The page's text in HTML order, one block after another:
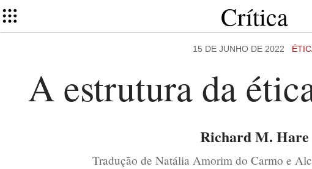
Crítica
15 DE JUNHO DE 2022
A estrutura da
Richard M. Hare
Tradução de Natália Amorim do Carmo e